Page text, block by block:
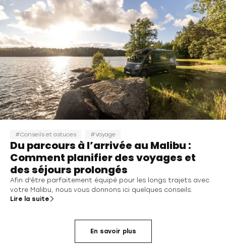
Conseils et astuces Voyage
Du parcours à l’arrivée au Malibu :
Comment planifier des voyages et
des séjours prolongés
Afin d'être parfaitement équipé pour les longs trajets avec
votre Malibu, nous vous donnons ici quelques conseils.
Lire la suite
En savoir plus